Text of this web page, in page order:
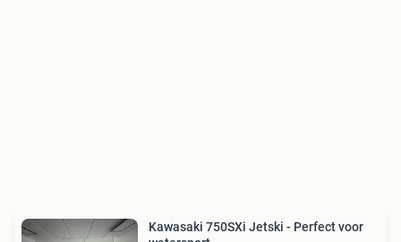
Kawasaki 750SXi Jetski - Perfect voor